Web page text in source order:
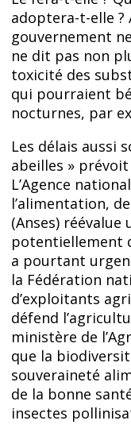
adoptera-t-elle ?
gouvernement
ne dit pas non
toxicité des
qui pourraient
nocturnes, par
Les délais aussi
abeilles »
L’Agence
l’alimentation,
(Anses)
potentiellement
a pourtant
la Fédération
d’exploitants
défend
ministère de
que la
souveraineté
de la bonne
insectes